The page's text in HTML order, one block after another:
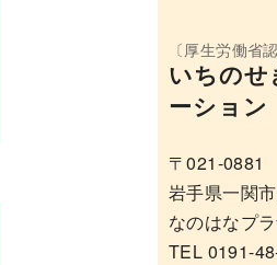
いちのせ
ーション
〒021-0881
岩手県一関
なのはなプ
TEL 0191-